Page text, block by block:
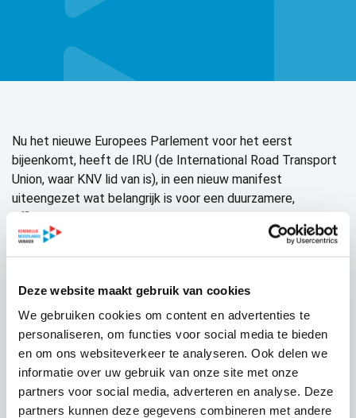
Deze website maakt gebruik van cookies
We gebruiken cookies om content en advertenties te
personaliseren, om functies voor social media te bieden
en om ons websiteverkeer te analyseren. Ook delen we
informatie over uw gebruik van onze site met onze
partners voor social media, adverteren en analyse. Deze
partners kunnen deze gegevens combineren met andere
Nu het nieuwe Europees Parlement voor het eerst
bijeenkomt, heeft de IRU (de International Road Transport
Union, waar KNV lid van is), in een nieuw manifest
uiteengezet wat belangrijk is voor een duurzamere,
efficiëntere en innovatievere wegvervoersector in de EU.
Driving a safe, prosperous and sustainable Europe ’ pleit
chauffeur vergemakkelijken en die opleidingen verbeteren.
Om de transitie naar zero emissie-vervoer tot een succes
te maken noemt IRU verder het prioriteren van de
capaciteit van het elektriciteitsnet en het harmoniseren
van de toegangsbeperkingen voor stedelijke voertuigen in
de hele EU.